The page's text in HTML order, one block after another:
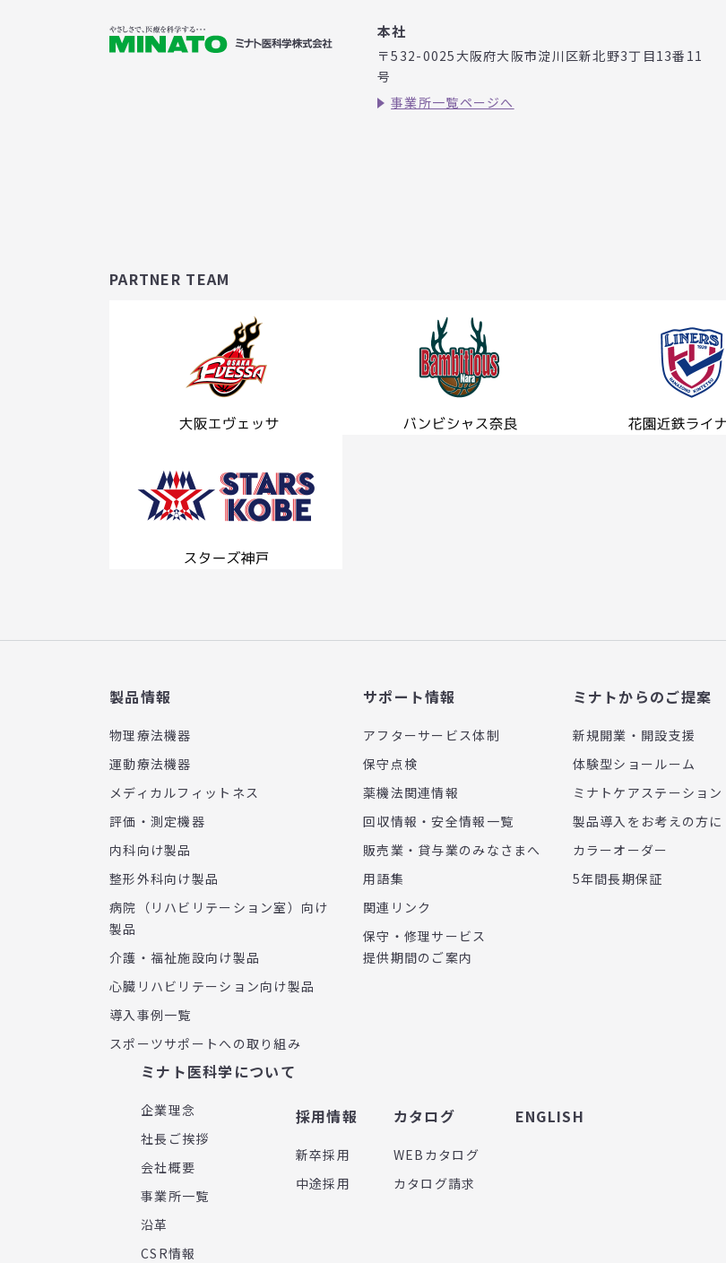
本社
〒532-0025大阪府大阪市淀川区新北野3丁目13番11
号
事業所一覧ページへ
PARTNER TEAM
製品情報
物理療法機器
運動療法機器
メディカルフィットネス
評価・測定機器
内科向け製品
整形外科向け製品
病院（リハビリテーション室）向け
製品
介護・福祉施設向け製品
心臓リハビリテーション向け製品
導入事例一覧
スポーツサポートへの取り組み
サポート情報
アフターサービス体制
保守点検
薬機法関連情報
回収情報・安全情報一覧
販売業・貸与業のみなさまへ
用語集
関連リンク
保守・修理サービス
提供期間のご案内
ミナトからのご提案
新規開業・開設支援
体験型ショールーム
ミナトケアステーション
製品導入をお考えの方に
カラーオーダー
5年間長期保証
ミナト医科学について
企業理念
社長ご挨拶
会社概要
事業所一覧
沿革
CSR情報
採用情報
新卒採用
中途採用
カタログ
WEBカタログ
カタログ請求
ENGLISH